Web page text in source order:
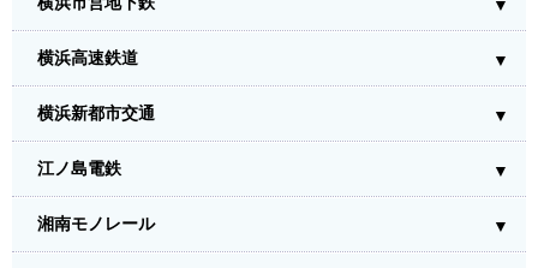
横浜高速鉄道
横浜新都市交通
江ノ島電鉄
湘南モノレール